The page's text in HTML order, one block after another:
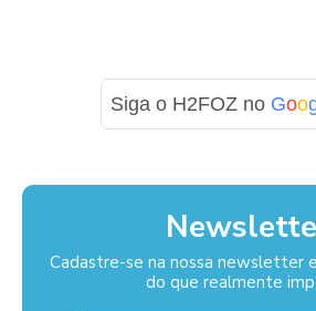
Siga o H2FOZ no Goo
Cadastre-se na nossa newsletter
do que realmente